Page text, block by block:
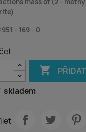
mass of (2 -
- 169 - 0

skladem